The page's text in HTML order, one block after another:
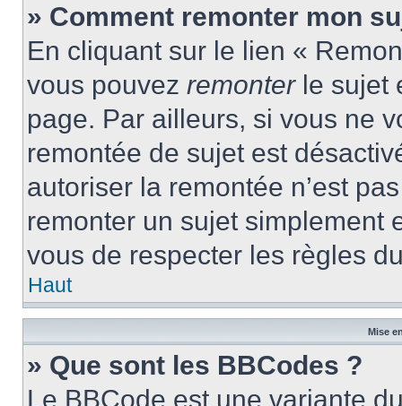
» Comment remonter mon
En cliquant sur le lien «
vous pouvez remonterle sujet
page. Par ailleurs, si vous ne
remontée de sujet est
autoriser la remontée n’est
remonter un sujet simplement
vous de respecter les règles
Haut
Mise
» Que sont les BBCodes ?
Le BBCode est une variante